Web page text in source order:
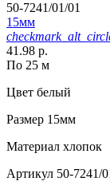
50-7241/01/01
15мм
41.98 р.
По 25 м
Цвет белый
Размер 15мм
Материал хлопок
Артикул 50-7241/